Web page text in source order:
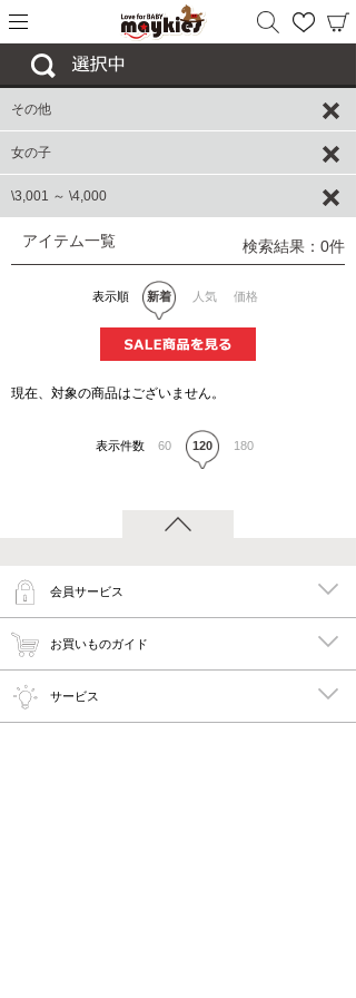
その他
女の子
\3,001 ～ \4,000
アイテム一覧 検索結果：0件
表示順 新着 人気 価格
現在、対象の商品はございません。
表示件数 60 120 180
会員サービス
お買いものガイド
サービス